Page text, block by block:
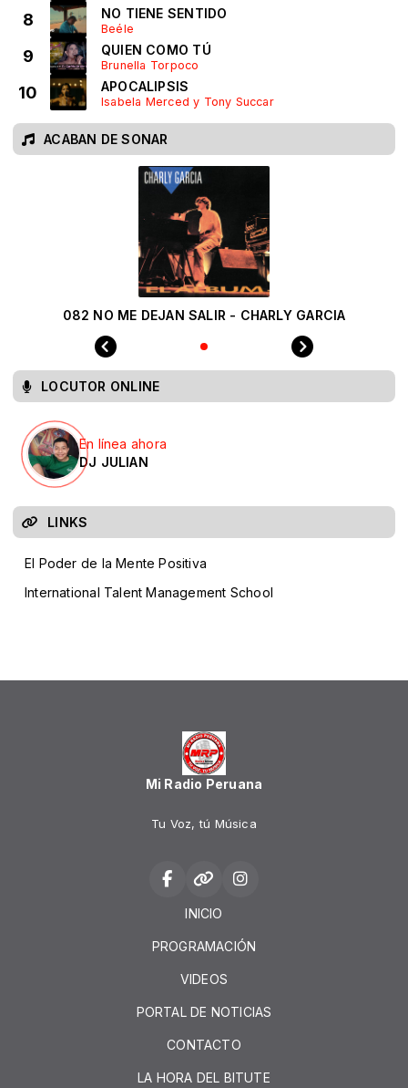
8 NO TIENE SENTIDO
Beéle
9 QUIEN COMO TÚ
Brunella Torpoco
10 APOCALIPSIS
Isabela Merced y Tony Succar
ACABAN DE SONAR
082 NO ME DEJAN SALIR - CHARLY GARCIA
LOCUTOR ONLINE
En línea ahora
DJ JULIAN
LINKS
El Poder de la Mente Positiva
International Talent Management School
Mi Radio Peruana
Tu Voz, tú Música
INICIO
PROGRAMACIÓN
VIDEOS
PORTAL DE NOTICIAS
CONTACTO
LA HORA DEL BITUTE